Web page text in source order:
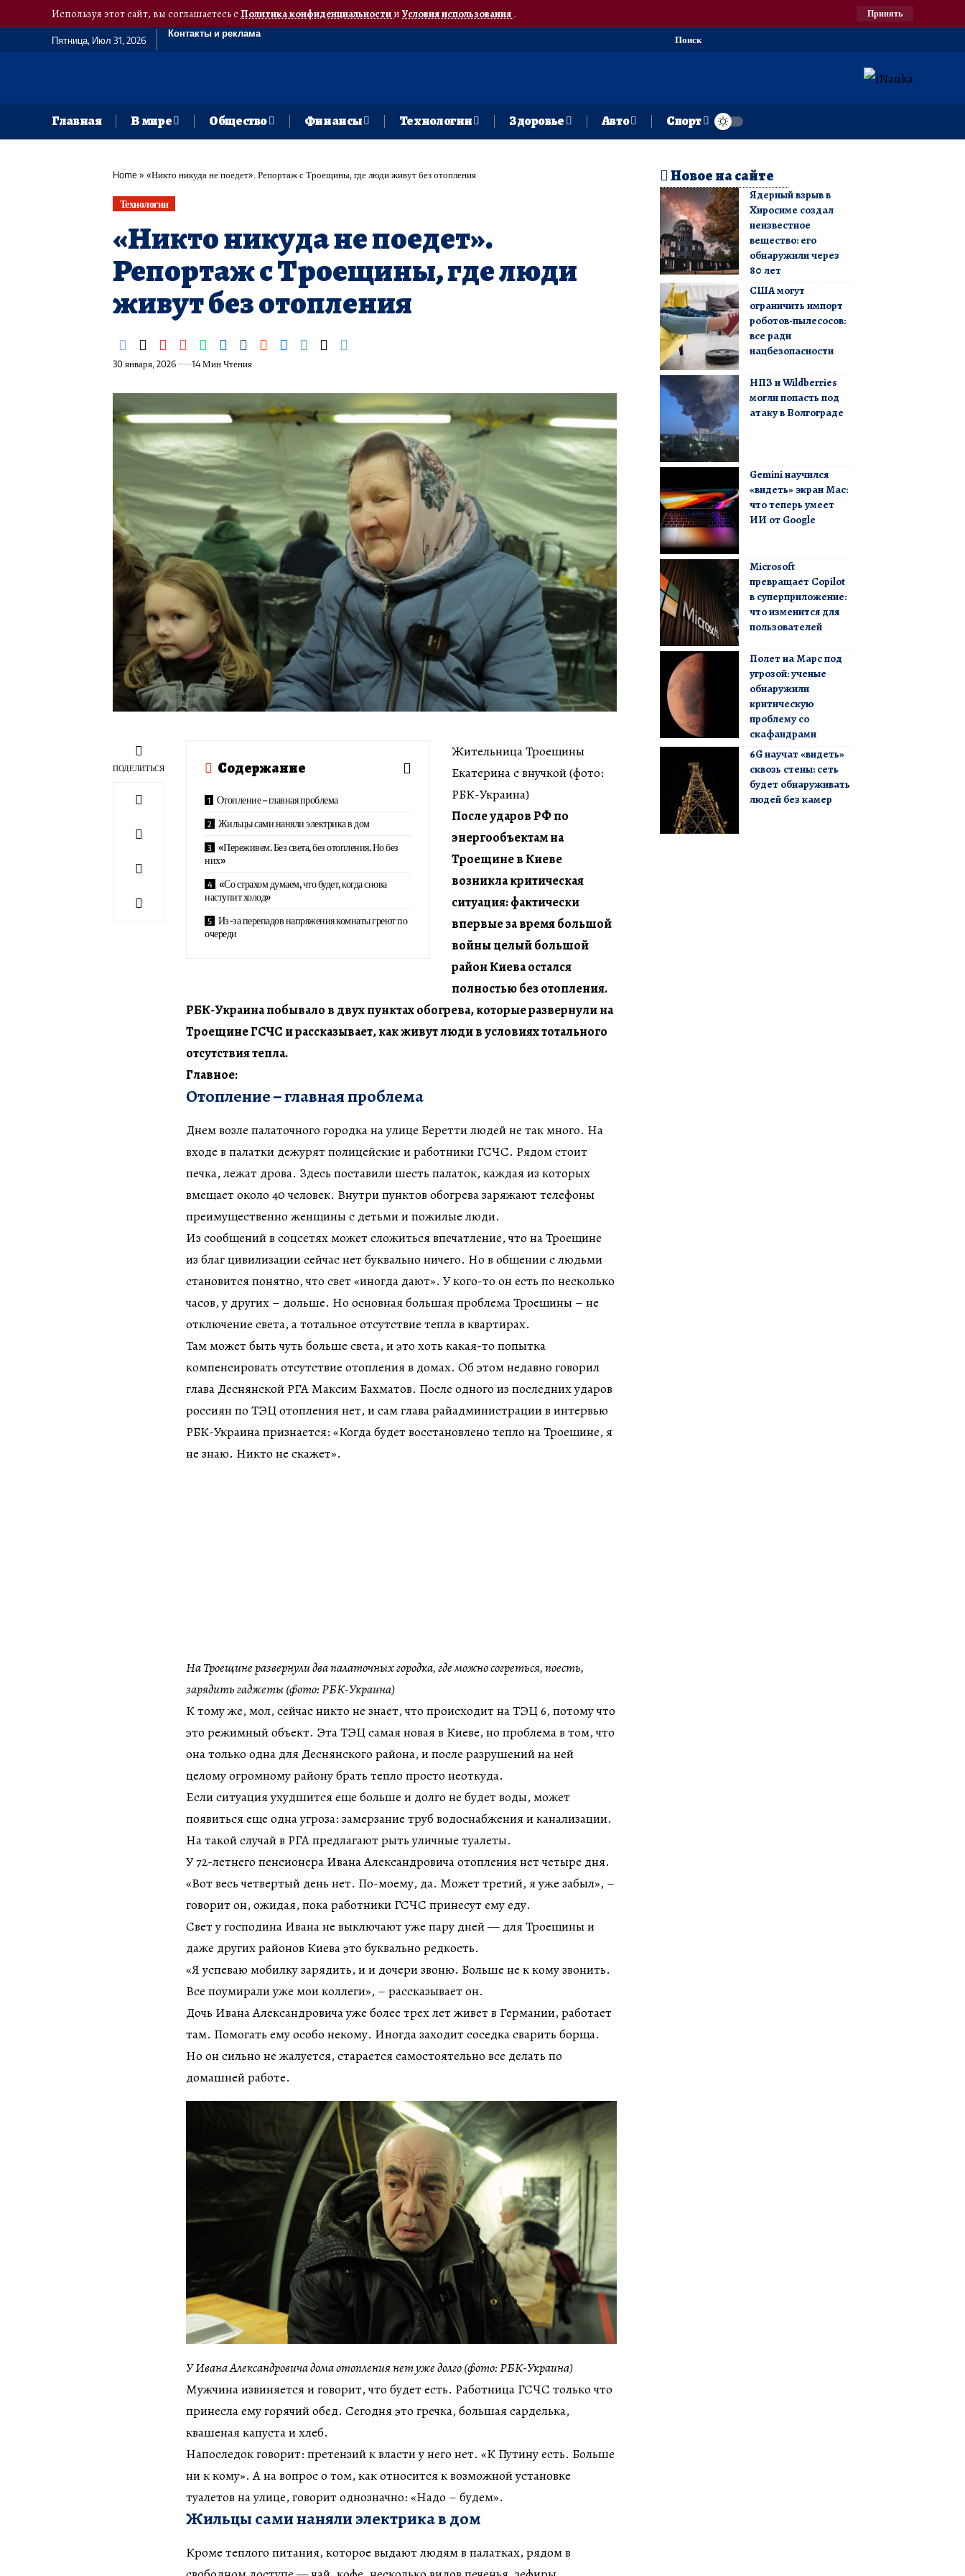
Используя этот сайт, вы соглашаетесь сПолитика конфиденциальностии Условия использования. Принять
Пятница, Июл 31, 2026
Контакты и реклама
Поиск
Главная В мире Общество Финансы Технологии Здоровье Авто Спорт
Home» «Никто никуда не поедет». Репортаж с Троещины, где люди живут без отопления
Технологии
«Никто никуда не поедет».
Репортаж с Троещины, где люди
живут без отопления
30 января, 2026 14 Мин Чтения
ПОДЕЛИТЬСЯ Содержание
Отопление – главная проблема
Жильцы сами наняли электрика в дом
«Переживем. Без света, без отопления. Но без
них»
«Со страхом думаем, что будет, когда снова
наступит холод»
Из-за перепадов напряжения комнаты греют по
очереди
Жительница Троещины
Екатерина с внучкой (фото:
РБК-Украина)
После ударов РФ по
энергообъектам на
Троещине в Киеве
возникла критическая
ситуация: фактически
впервые за время большой
войны целый большой
район Киева остался
полностью без отопления.
РБК-Украина побывало в двух пунктах обогрева, которые развернули на
Троещине ГСЧС и рассказывает, как живут люди в условиях тотального
отсутствия тепла.
Главное:
Отопление–главная проблема
Днем возле палаточного городка на улице Беретти людей не так много. На
входе в палатки дежурят полицейские и работники ГСЧС. Рядом стоит
печка, лежат дрова. Здесь поставили шесть палаток, каждая из которых
вмещает около 40 человек. Внутри пунктов обогрева заряжают телефоны
преимущественно женщины с детьми и пожилые люди.
Из сообщений в соцсетях может сложиться впечатление, что на Троещине
из благ цивилизации сейчас нет буквально ничего. Но в общении с людьми
становится понятно, что свет «иногда дают». У кого-то он есть по несколько
часов, у других – дольше. Но основная большая проблема Троещины – не
отключение света, а тотальное отсутствие тепла в квартирах.
Там может быть чуть больше света, и это хоть какая-то попытка
компенсировать отсутствие отопления в домах. Об этом недавно говорил
глава Деснянской РГА Максим Бахматов. После одного из последних ударов
россиян по ТЭЦ отопления нет, и сам глава райадминистрации в интервью
РБК-Украина признается: «Когда будет восстановлено тепло на Троещине, я
не знаю. Никто не скажет».
На Троещине развернули два палаточных городка, где можно согреться, поесть,
зарядить гаджеты (фото: РБК-Украина)
К тому же, мол, сейчас никто не знает, что происходит на ТЭЦ 6, потому что
это режимный объект. Эта ТЭЦ самая новая в Киеве, но проблема в том, что
она только одна для Деснянского района, и после разрушений на ней
целому огромному району брать тепло просто неоткуда.
Если ситуация ухудшится еще больше и долго не будет воды, может
появиться еще одна угроза: замерзание труб водоснабжения и канализации.
На такой случай в РГА предлагают рыть уличные туалеты.
У 72-летнего пенсионера Ивана Александровича отопления нет четыре дня.
«Вот весь четвертый день нет. По-моему, да. Может третий, я уже забыл», –
говорит он, ожидая, пока работники ГСЧС принесут ему еду.
Свет у господина Ивана не выключают уже пару дней — для Троещины и
даже других районов Киева это буквально редкость.
«Я успеваю мобилку зарядить, и и дочери звоню. Больше не к кому звонить.
Все поумирали уже мои коллеги», – рассказывает он.
Дочь Ивана Александровича уже более трех лет живет в Германии, работает
там. Помогать ему особо некому. Иногда заходит соседка сварить борща.
Но он сильно не жалуется, старается самостоятельно все делать по
домашней работе.
У Ивана Александровича дома отопления нет уже долго (фото: РБК-Украина)
Мужчина извиняется и говорит, что будет есть. Работница ГСЧС только что
принесла ему горячий обед. Сегодня это гречка, большая сарделька,
квашеная капуста и хлеб.
Напоследок говорит: претензий к власти у него нет. «К Путину есть. Больше
ни к кому». А на вопрос о том, как относится к возможной установке
туалетов на улице, говорит однозначно: «Надо – будем».
Жильцы сами наняли электрика в дом
Кроме теплого питания, которое выдают людям в палатках, рядом в
Новое на сайте
Ядерный взрыв в
Хиросиме создал
неизвестное
вещество: его
обнаружили через
80 лет
США могут
ограничить импорт
роботов-пылесосов:
все ради
нацбезопасности
НПЗ и Wildberries
могли попасть под
атаку в Волгограде
Gemini научился
«видеть» экран Mac:
что теперь умеет
ИИ от Google
Microsoft
превращает Copilot
в суперприложение:
что изменится для
пользователей
Полет на Марс под
угрозой: ученые
обнаружили
критическую
проблему со
скафандрами
6G научат «видеть»
сквозь стены: сеть
будет обнаруживать
людей без камер